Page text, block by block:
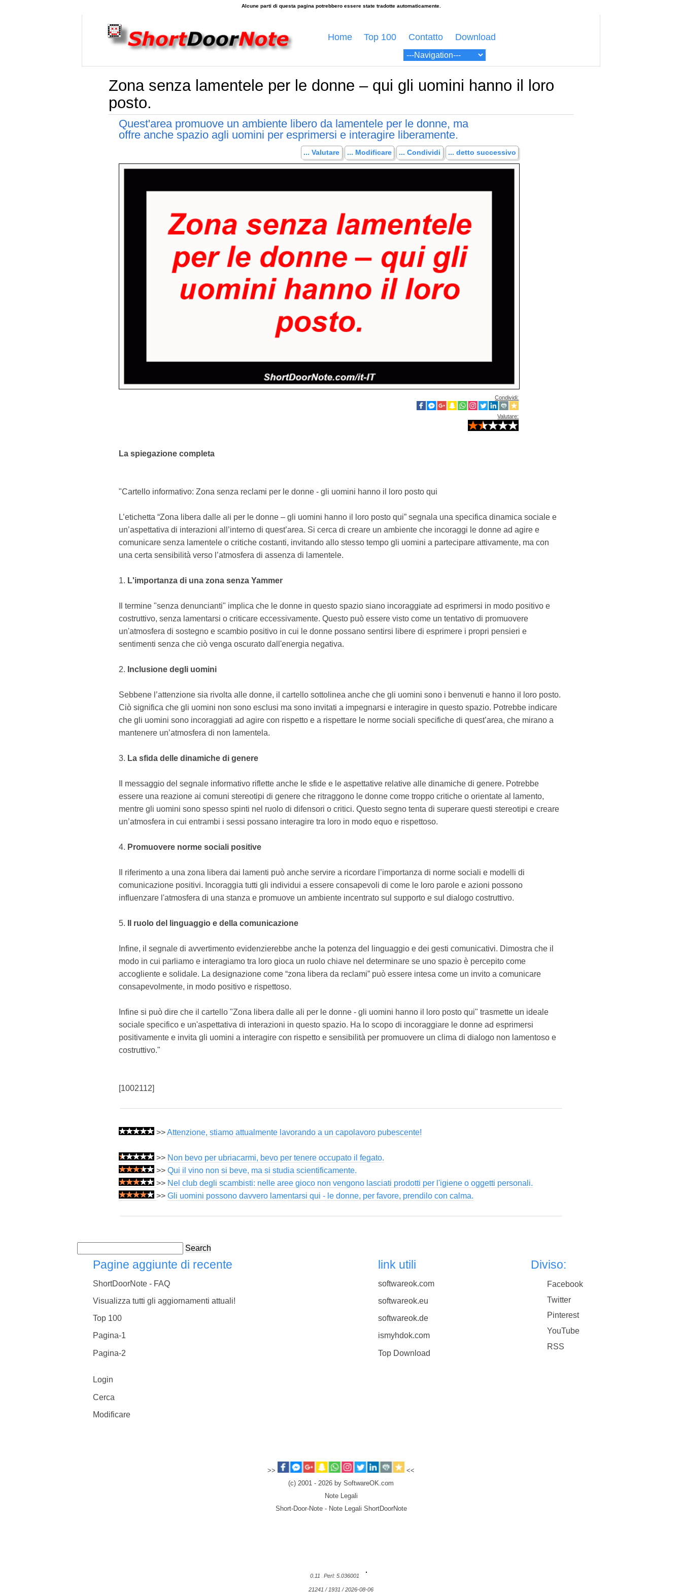
Home Top 100 Contatto Download
Zona senza lamentele per le donne – qui gli uomini hanno il loro
posto.
Quest'area promuove un ambiente libero da lamentele per le donne, ma
offre anche spazio agli uomini per esprimersi e interagire liberamente.
... Valutare ... Modificare ... Condividi ... detto successivo
Condividi:
Valutare:
La spiegazione completa
"Cartello informativo: Zona senza reclami per le donne - gli uomini hanno il loro posto qui
L’etichetta “Zona libera dalle ali per le donne – gli uomini hanno il loro posto qui” segnala una specifica dinamica sociale e
un’aspettativa di interazioni all’interno di quest’area. Si cerca di creare un ambiente che incoraggi le donne ad agire e
comunicare senza lamentele o critiche costanti, invitando allo stesso tempo gli uomini a partecipare attivamente, ma con
una certa sensibilità verso l’atmosfera di assenza di lamentele.
1. L'importanza di una zona senza Yammer
Il termine "senza denuncianti" implica che le donne in questo spazio siano incoraggiate ad esprimersi in modo positivo e
costruttivo, senza lamentarsi o criticare eccessivamente. Questo può essere visto come un tentativo di promuovere
un'atmosfera di sostegno e scambio positivo in cui le donne possano sentirsi libere di esprimere i propri pensieri e
sentimenti senza che ciò venga oscurato dall'energia negativa.
2. Inclusione degli uomini
Sebbene l’attenzione sia rivolta alle donne, il cartello sottolinea anche che gli uomini sono i benvenuti e hanno il loro posto.
Ciò significa che gli uomini non sono esclusi ma sono invitati a impegnarsi e interagire in questo spazio. Potrebbe indicare
che gli uomini sono incoraggiati ad agire con rispetto e a rispettare le norme sociali specifiche di quest’area, che mirano a
mantenere un’atmosfera di non lamentela.
3. La sfida delle dinamiche di genere
Il messaggio del segnale informativo riflette anche le sfide e le aspettative relative alle dinamiche di genere. Potrebbe
essere una reazione ai comuni stereotipi di genere che ritraggono le donne come troppo critiche o orientate al lamento,
mentre gli uomini sono spesso spinti nel ruolo di difensori o critici. Questo segno tenta di superare questi stereotipi e creare
un’atmosfera in cui entrambi i sessi possano interagire tra loro in modo equo e rispettoso.
4. Promuovere norme sociali positive
Il riferimento a una zona libera dai lamenti può anche servire a ricordare l’importanza di norme sociali e modelli di
comunicazione positivi. Incoraggia tutti gli individui a essere consapevoli di come le loro parole e azioni possono
influenzare l'atmosfera di una stanza e promuove un ambiente incentrato sul supporto e sul dialogo costruttivo.
5. Il ruolo del linguaggio e della comunicazione
Infine, il segnale di avvertimento evidenzierebbe anche la potenza del linguaggio e dei gesti comunicativi. Dimostra che il
modo in cui parliamo e interagiamo tra loro gioca un ruolo chiave nel determinare se uno spazio è percepito come
accogliente e solidale. La designazione come “zona libera da reclami” può essere intesa come un invito a comunicare
consapevolmente, in modo positivo e rispettoso.
Infine si può dire che il cartello "Zona libera dalle ali per le donne - gli uomini hanno il loro posto qui" trasmette un ideale
sociale specifico e un'aspettativa di interazioni in questo spazio. Ha lo scopo di incoraggiare le donne ad esprimersi
positivamente e invita gli uomini a interagire con rispetto e sensibilità per promuovere un clima di dialogo non lamentoso e
costruttivo."
[1002112]
>>Attenzione, stiamo attualmente lavorando a un capolavoro pubescente!
>> Non bevo per ubriacarmi, bevo per tenere occupato il fegato.
>> Qui il vino non si beve, ma si studia scientificamente.
>> Nel club degli scambisti: nelle aree gioco non vengono lasciati prodotti per l'igiene o oggetti personali.
>> Gli uomini possono davvero lamentarsi qui - le donne, per favore, prendilo con calma.
Search
Pagine aggiunte di recente
ShortDoorNote - FAQ
Visualizza tutti gli aggiornamenti attuali!
Top 100
Pagina-1
Pagina-2
Login
Cerca
Modificare
link utili
softwareok.com
softwareok.eu
softwareok.de
ismyhdok.com
Top Download
Diviso:
Facebook
Twitter
Pinterest
YouTube
RSS
>>
<<
(c) 2001 - 2026 by SoftwareOK.com
Note Legali
Short-Door-Note - Note Legali ShortDoorNote
0.11 Perl: 5.036001
21241 / 1931 / 2026-08-06